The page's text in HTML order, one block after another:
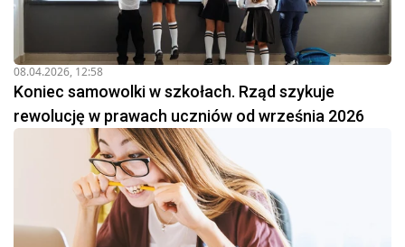
08.04.2026, 12:58
Koniec samowolki w szkołach. Rząd szykuje
rewolucję w prawach uczniów od września 2026